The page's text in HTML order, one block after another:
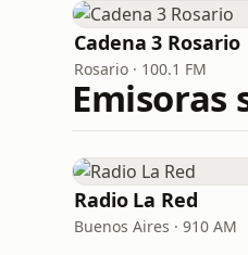
Cadena 3 Rosario
Rosario · 100.1 FM
Emisoras
Radio La Red
Buenos Aires · 910 AM